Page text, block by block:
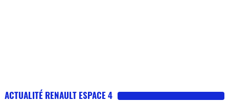
ACTUALITÉ RENAULT ESPACE 4